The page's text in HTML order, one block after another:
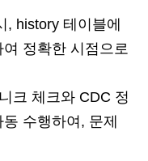
, history 테이블에
정확한 시점으로
크 체크와 CDC 정
수행하여, 문제